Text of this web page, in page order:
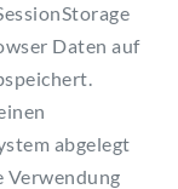
Daten auf
abgelegt
Verwendung